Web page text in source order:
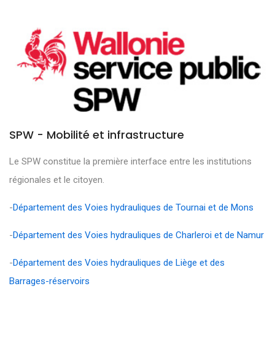
SPW - Mobilité et infrastructure
Le SPW constitue la première interface entre les institutions
régionales et le citoyen.
-Département des Voies hydrauliques de Tournai et de Mons
-Département des Voies hydrauliques de Charleroi et de Namur
-Département des Voies hydrauliques de Liège et des
Barrages-réservoirs